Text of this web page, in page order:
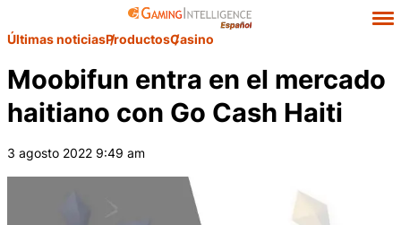
Últimas noticiasProductosCasino
Moobifun entra en el mercado
haitiano con Go Cash Haiti
3 agosto 2022 9:49 am